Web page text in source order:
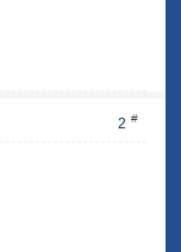
2 #